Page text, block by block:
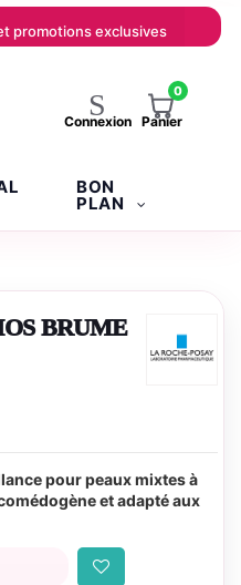
promotions exclusives
Connexion
0
Panier
BON
PLAN
BRUME
pour peaux mixtes à
et adapté aux